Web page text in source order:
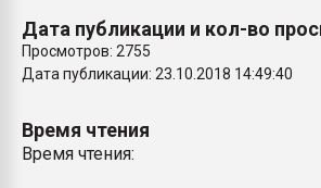
Дата публикации и кол-во
Просмотров: 2755
Дата публикации: 23.10.2018 14:49:40
Время чтения
Время чтения: